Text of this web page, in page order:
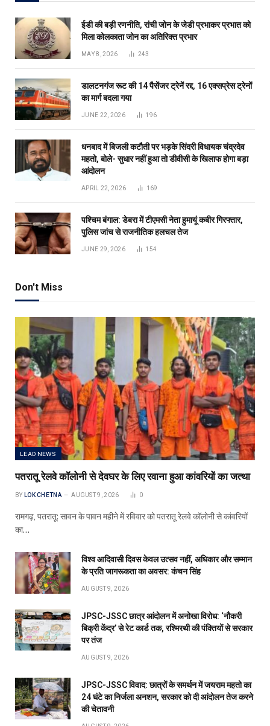
ईडी की बड़ी रणनीति, रांची जोन के जेडी प्रभाकर प्रभात को
मिला कोलकाता जोन का अतिरिक्त प्रभार
MAY 8, 2026 243
डालटनगंज रूट की 14 पैसेंजर ट्रेनें रद्द, 16 एक्सप्रेस ट्रेनों
का मार्ग बदला गया
JUNE 22, 2026 196
धनबाद में बिजली कटौती पर भड़के सिंदरी विधायक चंद्रदेव
महतो, बोले- सुधार नहीं हुआ तो डीवीसी के खिलाफ होगा बड़ा
आंदोलन
APRIL 22, 2026 169
पश्चिम बंगाल: डेबरा में टीएमसी नेता हुमायूं कबीर गिरफ्तार,
पुलिस जांच से राजनीतिक हलचल तेज
JUNE 29, 2026 154
Don't Miss
LEAD NEWS
पतरातू रेलवे कॉलोनी से देवघर के लिए रवाना हुआ कांवरियों का जत्था
BY LOK CHETNA AUGUST 9, 2026 0
रामगढ़, पतरातू: सावन के पावन महीने में रविवार को पतरातू रेलवे कॉलोनी से कांवरियों
का…
विश्व आदिवासी दिवस केवल उत्सव नहीं, अधिकार और सम्मान
के प्रति जागरूकता का अवसर: कंचन सिंह
AUGUST 9, 2026
JPSC-JSSC छात्र आंदोलन में अनोखा विरोध: ‘नौकरी
बिक्री केंद्र’ से रेट कार्ड तक, रश्मिरथी की पंक्तियों से सरकार
पर तंज
AUGUST 9, 2026
JPSC-JSSC विवाद: छात्रों के समर्थन में जयराम महतो का
24 घंटे का निर्जला अनशन, सरकार को दी आंदोलन तेज करने
की चेतावनी